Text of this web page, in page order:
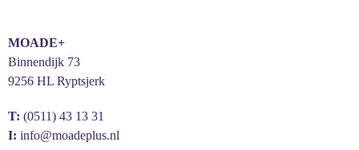
MOADE+
Binnendijk 73
9256 HL Ryptsjerk
T: (0511) 43 13 31
I: info@moadeplus.nl